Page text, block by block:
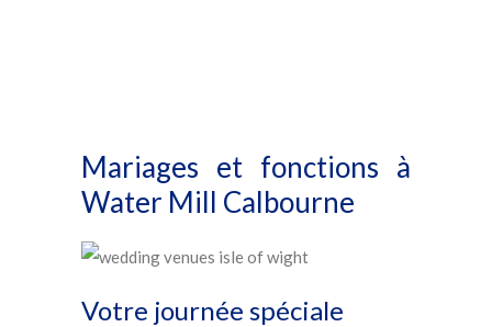
Mariages et fonctions à
Water Mill Calbourne
Votre journée spéciale